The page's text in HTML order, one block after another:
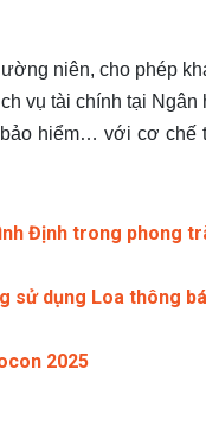
niên, cho phép
vụ tài chính tại Ngân
hiểm… với cơ chế
Định trong phong
sử dụng Loa thông
2025